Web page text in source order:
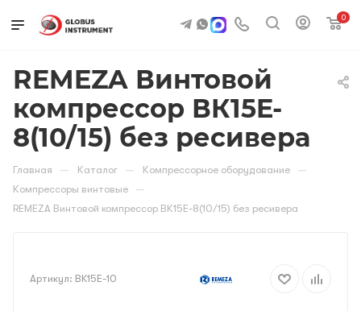
0
REMEZA Винтовой
компрессор ВК15E-
8(10/15) без ресивера
Главная — Каталог — Компрессорное оборудование —
Компрессоры винтовые —
REMEZA Винтовой компрессор ВК15E-8(10/15) без ресивера
Артикул: BK15E-10